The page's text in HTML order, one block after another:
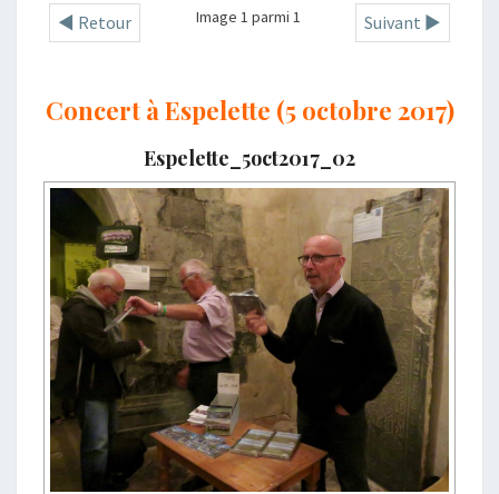
◄ Retour Suivant ►
Image 1 parmi 1
Concert à Espelette (5 octobre 2017)
Espelette_5oct2017_02